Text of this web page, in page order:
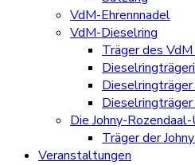
VdM-Ehrennnadel
VdM-Dieselring
Träger des
Die Johny-
Träger der
Veranstaltungen